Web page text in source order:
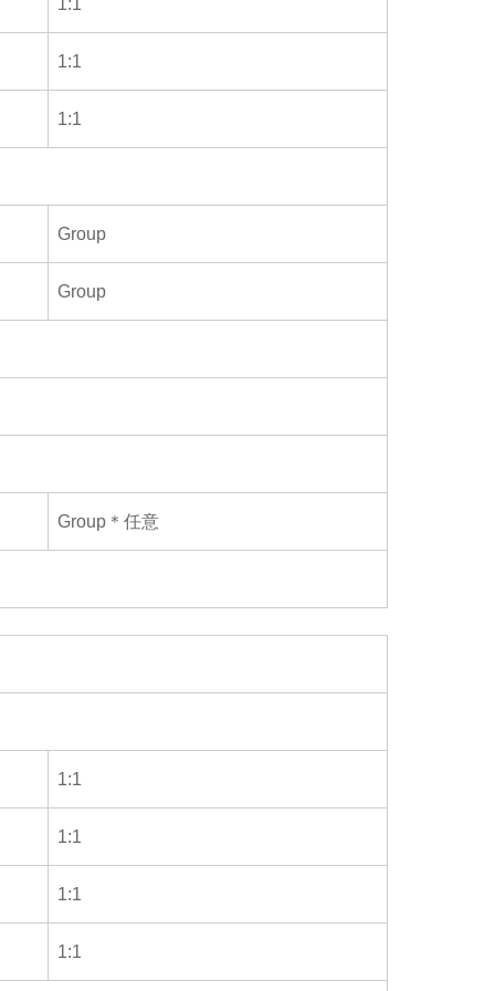
1:1
1:1
1:1
Group
Group
Group＊任意
1:1
1:1
1:1
1:1